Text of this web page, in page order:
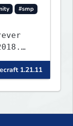
#smp
with
1.21.11